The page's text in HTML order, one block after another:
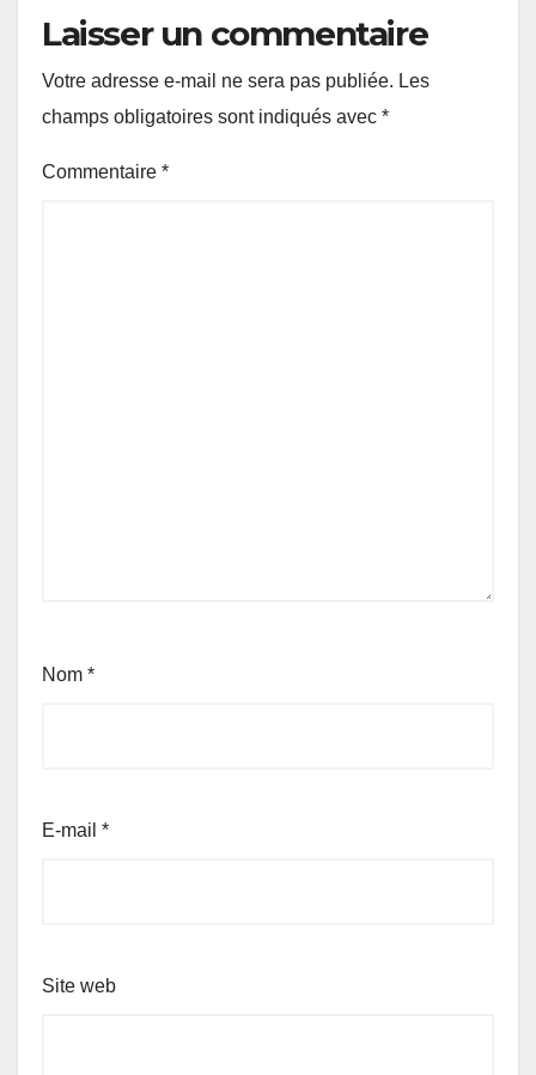
Laisser un commentaire
Votre adresse e-mail ne sera pas publiée. Les
champs obligatoires sont indiqués avec *
Commentaire *
Nom *
E-mail *
Site web